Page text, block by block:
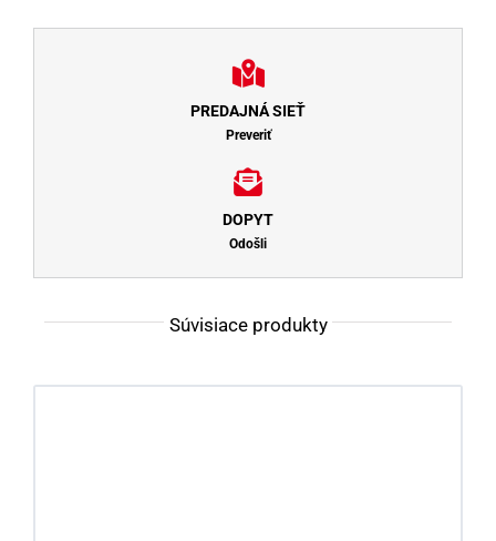
PREDAJNÁ SIEŤ
Preveriť
DOPYT
Odošli
Súvisiace produkty